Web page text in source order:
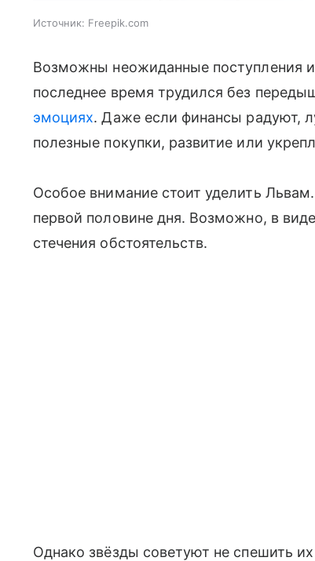
Источник: Freepik.com
Возможны неожиданные поступления
последнее время трудился без
эмоциях. Даже если финансы радуют,
полезные покупки, развитие или
Особое внимание стоит уделить
первой половине дня. Возможно, в
стечения обстоятельств.
Однако звёзды советуют не спешить